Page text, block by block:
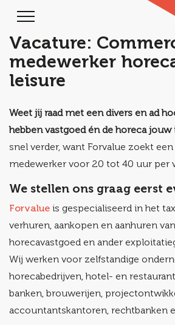
Vacature:
medewerker
leisure
Weet jij raad met een divers en ad
hebben vastgoed én de horeca jouw
snel verder, want Forvalue zoekt
medewerker voor 20 tot 40 uur per
We stellen ons graag eerst
Forvalue is gespecialiseerd in het
verhuren, aankopen en aanhuren
horecavastgoed en ander
Wij werken voor zelfstandige
horecabedrijven, hotel- en
banken, brouwerijen,
accountantskantoren, rechtbanken